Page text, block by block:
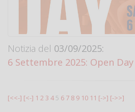
Notizia del 03/09/2025:
6 Settembre 2025: Open
[<<-] [<-] 1 2 3 4 5 6 7 8 9 10 11 [->] [->>]